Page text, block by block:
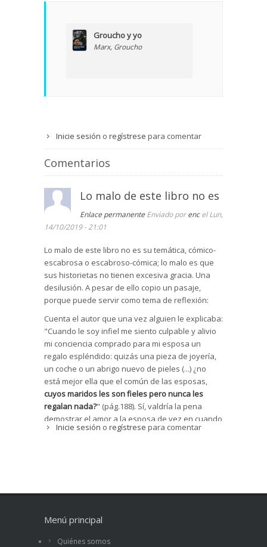
Groucho y yo
Marx, Groucho
Inicie sesión o regístrese para comentar
Comentarios
Lo malo de este libro no es
Enlace permanente Enviado porencel Lun,
14/10/2019 - 21:01
Lo malo de este libro no es su temática, cómico-
escabrosa o escabroso-cómica; lo malo es que
sus historietas no tienen excesiva gracia. Una
desilusión. A pesar de ello copio un pasaje,
porque puede servir como tema de reflexión:
Cuenta el autor que una vez alguien le explicaba:
"Cuando le soy infiel me siento culpable y alivio
mi conciencia comprado para mi esposa un
regalo espléndido: quizás una pieza de joyería,
un coche o un abrigo nuevo de pieles (...) ¿no
está mejor ella que el común de las esposas,
cuyos maridos les son fieles pero nunca les
regalan nada?" (pág.188). Sí, valdría la pena
demostrar el amor a la esposa de vez en cuando
mediante algún regalo, aunque uno no se sienta
Inicie sesión o regístrese para comentar
Menú principal
Quiénes somos